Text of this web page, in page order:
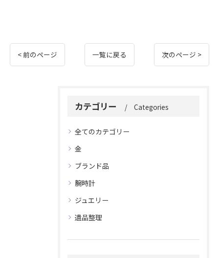
< 前のページ 一覧に戻る 次のページ >
カテゴリー Categories
全てのカテゴリー
金
ブランド品
腕時計
ジュエリー
遺品整理